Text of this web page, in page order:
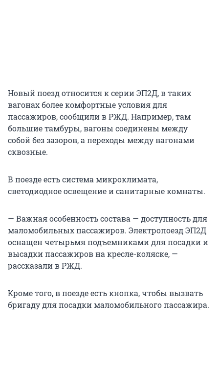
Новый поезд относится к серии ЭП2Д, в таких
вагонах более комфортные условия для
пассажиров, сообщили в РЖД. Например, там
большие тамбуры, вагоны соединены между
собой без зазоров, а переходы между вагонами
сквозные.
В поезде есть система микроклимата,
светодиодное освещение и санитарные комнаты.
— Важная особенность состава — доступность для
маломобильных пассажиров. Электропоезд ЭП2Д
оснащен четырьмя подъемниками для посадки и
высадки пассажиров на кресле-коляске, —
рассказали в РЖД.
Кроме того, в поезде есть кнопка, чтобы вызвать
бригаду для посадки маломобильного пассажира.